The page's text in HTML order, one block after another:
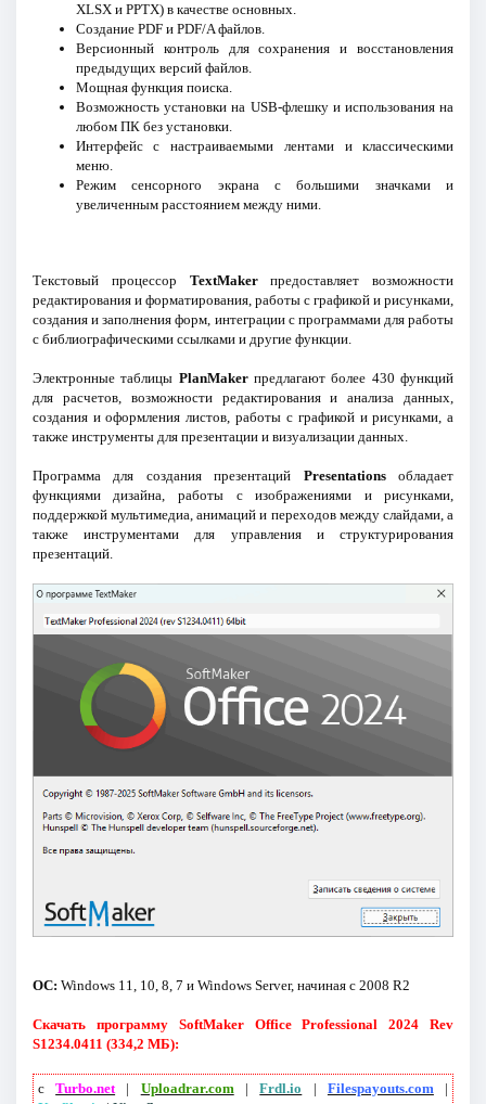
XLSX и PPTX) в качестве основных.
Создание PDF и PDF/A файлов.
Версионный контроль для сохранения и восстановления
предыдущих версий файлов.
Мощная функция поиска.
Возможность установки на USB-флешку и использования на
любом ПК без установки.
Интерфейс с настраиваемыми лентами и классическими
меню.
Режим сенсорного экрана с большими значками и
увеличенным расстоянием между ними.
Текстовый процессор TextMakerпредоставляет возможности
редактирования и форматирования, работы с графикой и рисунками,
создания и заполнения форм, интеграции с программами для работы
с библиографическими ссылками и другие функции.
Электронные таблицы PlanMakerпредлагают более 430 функций
для расчетов, возможности редактирования и анализа данных,
создания и оформления листов, работы с графикой и рисунками, а
также инструменты для презентации и визуализации данных.
Программа для создания презентаций Presentationsобладает
функциями дизайна, работы с изображениями и рисунками,
поддержкой мультимедиа, анимаций и переходов между слайдами, а
также инструментами для управления и структурирования
презентаций.
ОС: Windows 11, 10, 8, 7 и Windows Server, начиная с 2008 R2
Скачать программу SoftMaker Office Professional 2024 Rev
S1234.0411 (334,2 МБ):
сTurbo.net| Uploadrar.com|Frdl.io | Filespayouts.com|